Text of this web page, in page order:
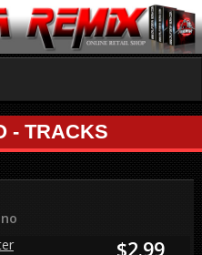
- TRACKS
$2.99